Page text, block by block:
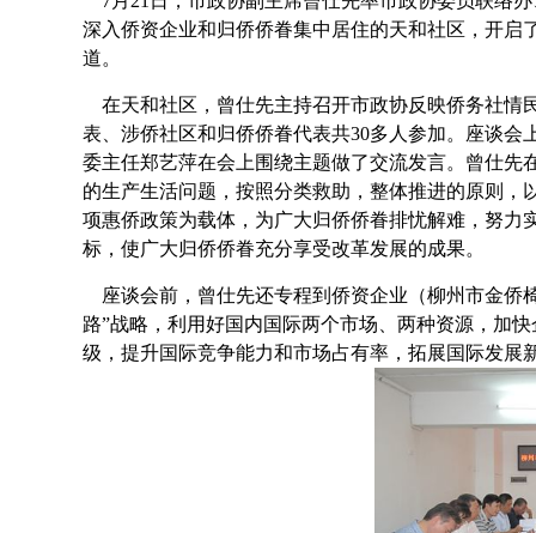
深入侨资企业和归侨侨眷集中居住的天和社区，开
道。
在天和社区，曾仕先主持召开市政协反映侨务社情
表、涉侨社区和归侨侨眷代表共30多人参加。座谈
委主任郑艺萍在会上围绕主题做了交流发言。曾仕
的生产生活问题，按照分类救助，整体推进的原则
项惠侨政策为载体，为广大归侨侨眷排忧解难，努力
标，使广大归侨侨眷充分享受改革发展的成果。
座谈会前，曾仕先还专程到侨资企业（柳州市金侨
路”战略，利用好国内国际两个市场、两种资源，加
级，提升国际竞争能力和市场占有率，拓展国际发展